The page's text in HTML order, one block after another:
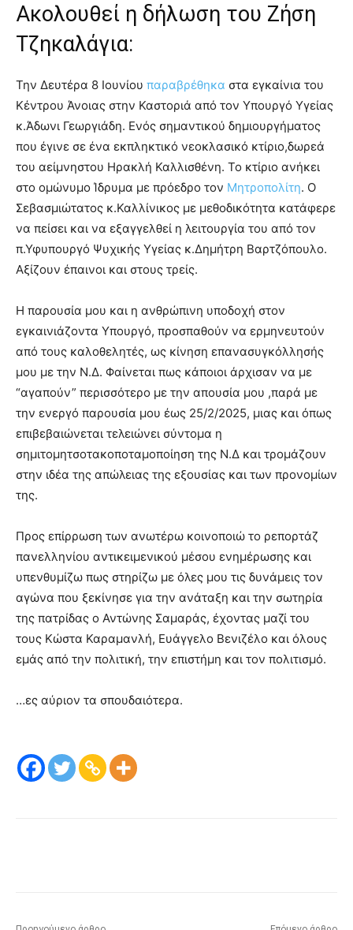
Ακολουθεί η δήλωση του Ζήση
Τζηκαλάγια:
Την Δευτέρα 8 Ιουνίου παραβρέθηκα στα εγκαίνια του
Κέντρου Άνοιας στην Καστοριά από τον Υπουργό Υγείας
κ.Άδωνι Γεωργιάδη. Ενός σημαντικού δημιουργήματος
που έγινε σε ένα εκπληκτικό νεοκλασικό κτίριο,δωρεά
του αείμνηστου Ηρακλή Καλλισθένη. Το κτίριο ανήκει
στο ομώνυμο Ίδρυμα με πρόεδρο τον Μητροπολίτη. Ο
Σεβασμιώτατος κ.Καλλίνικος με μεθοδικότητα κατάφερε
να πείσει και να εξαγγελθεί η λειτουργία του από τον
π.Υφυπουργό Ψυχικής Υγείας κ.Δημήτρη Βαρτζόπουλο.
Αξίζουν έπαινοι και στους τρείς.
Η παρουσία μου και η ανθρώπινη υποδοχή στον
εγκαινιάζοντα Υπουργό, προσπαθούν να ερμηνευτούν
από τους καλοθελητές, ως κίνηση επανασυγκόλλησής
μου με την Ν.Δ. Φαίνεται πως κάποιοι άρχισαν να με
“αγαπούν” περισσότερο με την απουσία μου ,παρά με
την ενεργό παρουσία μου έως 25/2/2025, μιας και όπως
επιβεβαιώνεται τελειώνει σύντομα η
σημιτομητσοτακοποταμοποίηση της Ν.Δ και τρομάζουν
στην ιδέα της απώλειας της εξουσίας και των προνομίων
της.
Προς επίρρωση των ανωτέρω κοινοποιώ το ρεπορτάζ
πανελληνίου αντικειμενικού μέσου ενημέρωσης και
υπενθυμίζω πως στηρίζω με όλες μου τις δυνάμεις τον
αγώνα που ξεκίνησε για την ανάταξη και την σωτηρία
της πατρίδας ο Αντώνης Σαμαράς, έχοντας μαζί του
τους Κώστα Καραμανλή, Ευάγγελο Βενιζέλο και όλους
εμάς από την πολιτική, την επιστήμη και τον πολιτισμό.
…ες αύριον τα σπουδαιότερα.